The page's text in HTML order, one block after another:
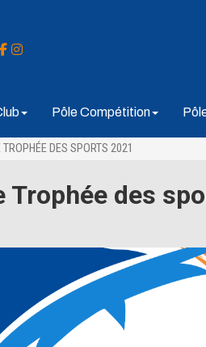
Pôle Compétition
DES SPORTS 2021
des